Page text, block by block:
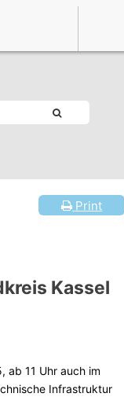
Print
Kassel
ab 11 Uhr auch im
Infrastruktur